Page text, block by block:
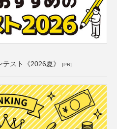
スト《2026夏》 [PR]